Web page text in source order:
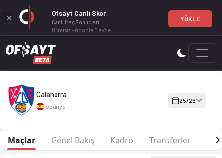
Calahorra 25-26 sezonu | Tercera RFEF Grup 16'de 4.
Calahorra
İspanya
25/26
Maçlar Genel Bakış Kadro Transferler
Ofsayt Canlı Skor
Canlı Maç Sonuçları
Ücretsiz - Google Play'de
YÜKLE